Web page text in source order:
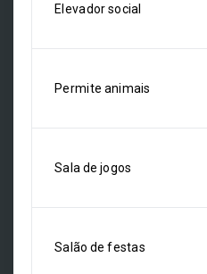
Elevador social
Permite animais
Sala de jogos
Salão de festas